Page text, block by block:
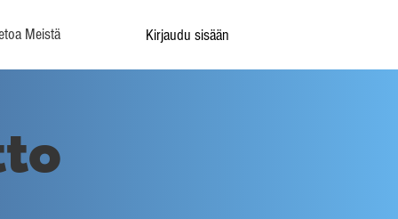
Meistä Kirjaudu sisään